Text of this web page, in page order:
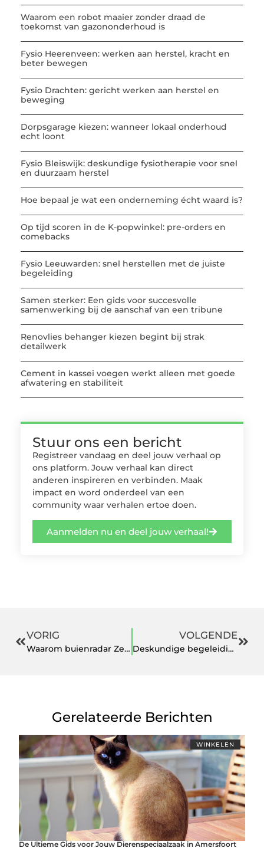
Waarom een robot maaier zonder draad de
toekomst van gazononderhoud is
Fysio Heerenveen: werken aan herstel, kracht en
beter bewegen
Fysio Drachten: gericht werken aan herstel en
beweging
Dorpsgarage kiezen: wanneer lokaal onderhoud
echt loont
Fysio Bleiswijk: deskundige fysiotherapie voor snel
en duurzaam herstel
Hoe bepaal je wat een onderneming écht waard is?
Op tijd scoren in de K-popwinkel: pre-orders en
comebacks
Fysio Leeuwarden: snel herstellen met de juiste
begeleiding
Samen sterker: Een gids voor succesvolle
samenwerking bij de aanschaf van een tribune
Renovlies behanger kiezen begint bij strak
detailwerk
Cement in kassei voegen werkt alleen met goede
afwatering en stabiliteit
Stuur ons een bericht
Registreer vandaag en deel jouw verhaal op
ons platform. Jouw verhaal kan direct
anderen inspireren en verbinden. Maak
impact en word onderdeel van een
community waar verhalen ertoe doen.
Aanmelden nu en deel jouw verhaal!
VORIG
Waarom buienradar Zelhem?
VOLGENDE
Deskundige begeleiding voor persoonlijke groei en balans
Gerelateerde Berichten
WINKELEN
De Ultieme Gids voor Jouw Dierenspeciaalzaak in Amersfoort